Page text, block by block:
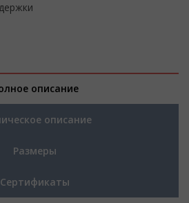
описание
описание
Размеры
Сертификаты